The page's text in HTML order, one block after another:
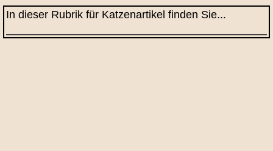
In dieser Rubrik für Katzenartikel finden Sie...